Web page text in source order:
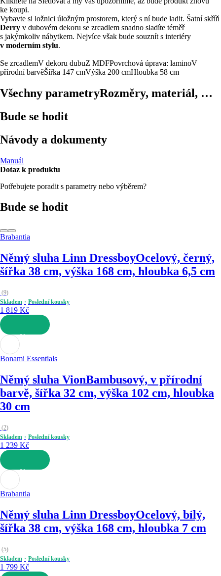
ke koupi.
Vybavte si ložnici úložným prostorem, který s ní bude ladit. Šatní skříň
Derry v dubovém dekoru se zrcadlem snadno sladíte téměř
s jakýmkoliv nábytkem. Nejvíce však bude souznít s interiéry
v moderním stylu.
Se zrcadlemV dekoru dubuZ MDFPovrchová úprava: laminoV
přírodní barvěŠířka 147 cmVýška 200 cmHloubka 58 cm
Všechny parametryRozměry, materiál, …
Bude se hodit
Návody a dokumenty
Manuál
Dotaz k produktu
Potřebujete poradit s parametry nebo výběrem?
Bude se hodit
Brabantia
Němý sluha Linn DressboyOcelový, černý,
šířka 38 cm, výška 168 cm, hloubka 6,5 cm
(9)
Skladem
Poslední kousky
1 819 Kč
DO KOŠÍKU
Bonami Essentials
Němý sluha VionBambusový, v přírodní
barvě, šířka 32 cm, výška 102 cm, hloubka
30 cm
(2)
Skladem
Poslední kousky
1 239 Kč
DO KOŠÍKU
Brabantia
Němý sluha Linn DressboyOcelový, bílý,
šířka 38 cm, výška 168 cm, hloubka 7 cm
(5)
Skladem
Poslední kousky
1 799 Kč